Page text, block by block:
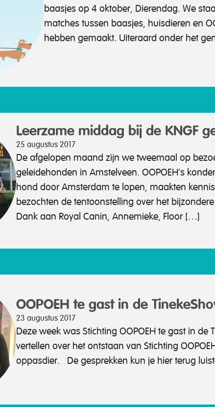
baasjes op 4 oktober, Dierendag. We
matches tussen baasjes, huisdieren en
hebben gemaakt. Uiteraard onder het
Leerzame middag bij de KNGF
25 augustus 2017
De afgelopen maand zijn we tweemaal op
geleidehonden in Amstelveen. OOPOEH’s
hond door Amsterdam te lopen, maakten
bezochten de tentoonstelling over het
Dank aan Royal Canin, Annemieke, Floor […]
OOPOEH te gast in de
23 augustus 2017
Deze week was Stichting OOPOEH te gast in
vertellen over het ontstaan van Stichting
oppasdier. De gesprekken kun je hier terug